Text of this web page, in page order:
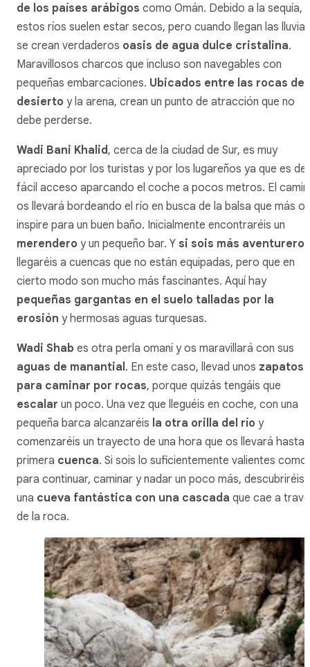
de los países arábigos como Omán. Debido a la sequía,
estos ríos suelen estar secos, pero cuando llegan las lluvias
se crean verdaderos oasis de agua dulce cristalina.
Maravillosos charcos que incluso son navegables con
pequeñas embarcaciones. Ubicados entre las rocas del
desierto y la arena, crean un punto de atracción que no
debe perderse.
Wadi Bani Khalid , cerca de la ciudad de Sur, es muy
apreciado por los turistas y por los lugareños ya que es de
fácil acceso aparcando el coche a pocos metros. El
os llevará bordeando el río en busca de la balsa que más os
inspire para un buen baño. Inicialmente encontraréis un
merendero y un pequeño bar. Y si sois más aventureros
llegaréis a cuencas que no están equipadas, pero que en
cierto modo son mucho más fascinantes. Aquí hay
pequeñas gargantas en el suelo talladas por la
erosión y hermosas aguas turquesas.
Wadi Shab es otra perla omaní y os maravillará con sus
aguas de manantial . En este caso, llevad unos zapatos
para caminar por rocas, porque quizás tengáis que
escalar un poco. Una vez que lleguéis en coche, con una
pequeña barca alcanzaréis la otra orilla del río y
comenzaréis un trayecto de una hora que os llevará hasta
primera cuenca. Si sois lo suficientemente valientes como
para continuar, caminar y nadar un poco más, descubriréis
una cueva fantástica con una cascada que cae a
de la roca.